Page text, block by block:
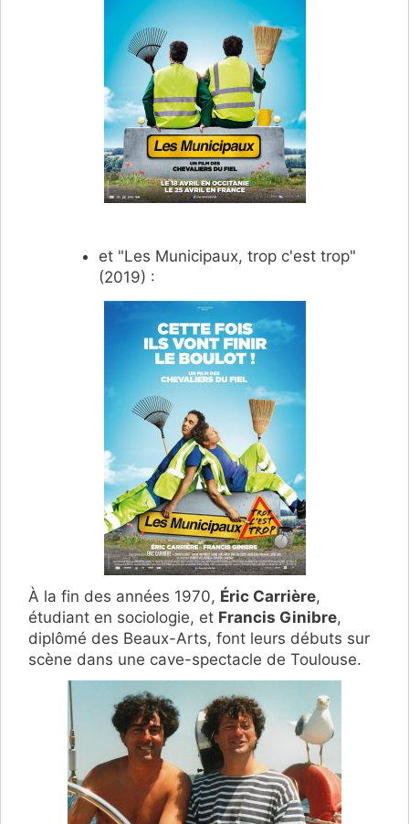
et "Les Municipaux, trop c'est trop"
(2019) :
À la fin des années 1970, Éric Carrière,
étudiant en sociologie, et Francis Ginibre,
diplômé des Beaux-Arts, font leurs débuts sur
scène dans une cave-spectacle de Toulouse.